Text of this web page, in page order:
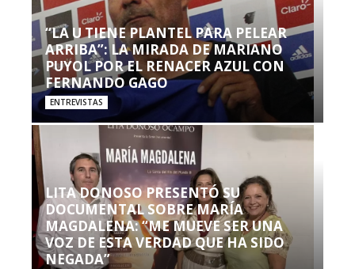
“LA U TIENE PLANTEL PARA PELEAR
ARRIBA”: LA MIRADA DE MARIANO
PUYOL POR EL RENACER AZUL CON
FERNANDO GAGO
ENTREVISTAS
LITA DONOSO PRESENTÓ SU
DOCUMENTAL SOBRE MARÍA
MAGDALENA: “ME MUEVE SER UNA
VOZ DE ESTA VERDAD QUE HA SIDO
NEGADA”